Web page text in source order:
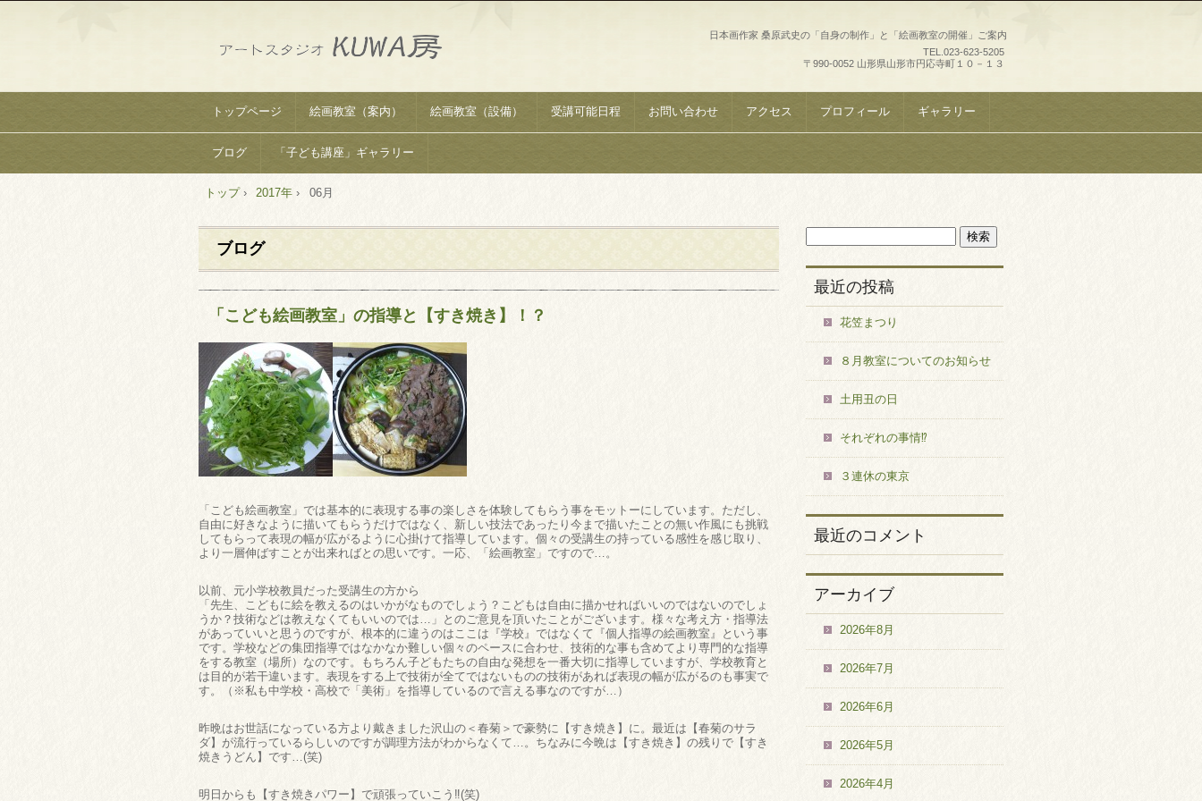
日本画作家 桑原武史の「自身の制作」と「絵画教室の開催」ご案内
TEL. 023-623-5205
〒990-0052 山形県山形市円応寺町１０－１３
トップページ 絵画教室（案内） 絵画教室（設備） 受講可能日程 お問い合わせ アクセス プロフィール ギャラリー
ブログ 「子ども講座」ギャラリー
トップ› 2017年 › 06月
ブログ
「こども絵画教室」の指導と【すき焼き】！？
「こども絵画教室」では基本的に表現する事の楽しさを体験してもらう事をモットーにしています。ただし、
自由に好きなように描いてもらうだけではなく、新しい技法であったり今まで描いたことの無い作風にも挑戦
してもらって表現の幅が広がるように心掛けて指導しています。個々の受講生の持っている感性を感じ取り、
より一層伸ばすことが出来ればとの思いです。一応、「絵画教室」ですので…。
以前、元小学校教員だった受講生の方から
「先生、こどもに絵を教えるのはいかがなものでしょう？こどもは自由に描かせればいいのではないのでしょ
うか？技術などは教えなくてもいいのでは…」とのご意見を頂いたことがございます。様々な考え方・指導法
があっていいと思うのですが、根本的に違うのはここは『学校』ではなくて『個人指導の絵画教室』という事
です。学校などの集団指導ではなかなか難しい個々のペースに合わせ、技術的な事も含めてより専門的な指導
をする教室（場所）なのです。もちろん子どもたちの自由な発想を一番大切に指導していますが、学校教育と
は目的が若干違います。表現をする上で技術が全てではないものの技術があれば表現の幅が広がるのも事実で
す。（※私も中学校・高校で「美術」を指導しているので言える事なのですが…）
昨晩はお世話になっている方より戴きました沢山の＜春菊＞で豪勢に【すき焼き】に。最近は【春菊のサラ
ダ】が流行っているらしいのですが調理方法がわからなくて…。ちなみに今晩は【すき焼き】の残りで【すき
焼きうどん】です…(笑)
明日からも【すき焼きパワー】で頑張っていこう‼(笑)
最近の投稿
花笠まつり
８月教室についてのお知らせ
土用丑の日
それぞれの事情⁉
３連休の東京
最近のコメント
アーカイブ
2026年8月
2026年7月
2026年6月
2026年5月
2026年4月